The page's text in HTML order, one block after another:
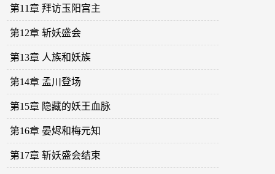
第11章 拜访玉阳宫主
第12章 斩妖盛会
第13章 人族和妖族
第14章 孟川登场
第15章 隐藏的妖王血脉
第16章 晏烬和梅元知
第17章 斩妖盛会结束